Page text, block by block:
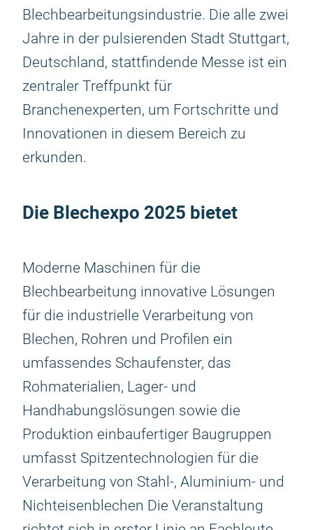
Blechbearbeitungsindustrie. Die alle zwei
Jahre in der pulsierenden Stadt Stuttgart,
Deutschland, stattfindende Messe ist ein
zentraler Treffpunkt für
Branchenexperten, um Fortschritte und
Innovationen in diesem Bereich zu
erkunden.
Die Blechexpo 2025 bietet
Moderne Maschinen für die
Blechbearbeitung innovative Lösungen
für die industrielle Verarbeitung von
Blechen, Rohren und Profilen ein
umfassendes Schaufenster, das
Rohmaterialien, Lager- und
Handhabungslösungen sowie die
Produktion einbaufertiger Baugruppen
umfasst Spitzentechnologien für die
Verarbeitung von Stahl-, Aluminium- und
Nichteisenblechen Die Veranstaltung